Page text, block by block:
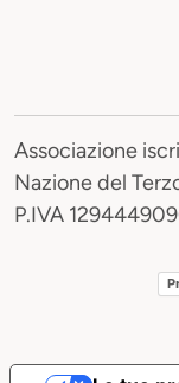
Associazione
Nazione del
P.IVA